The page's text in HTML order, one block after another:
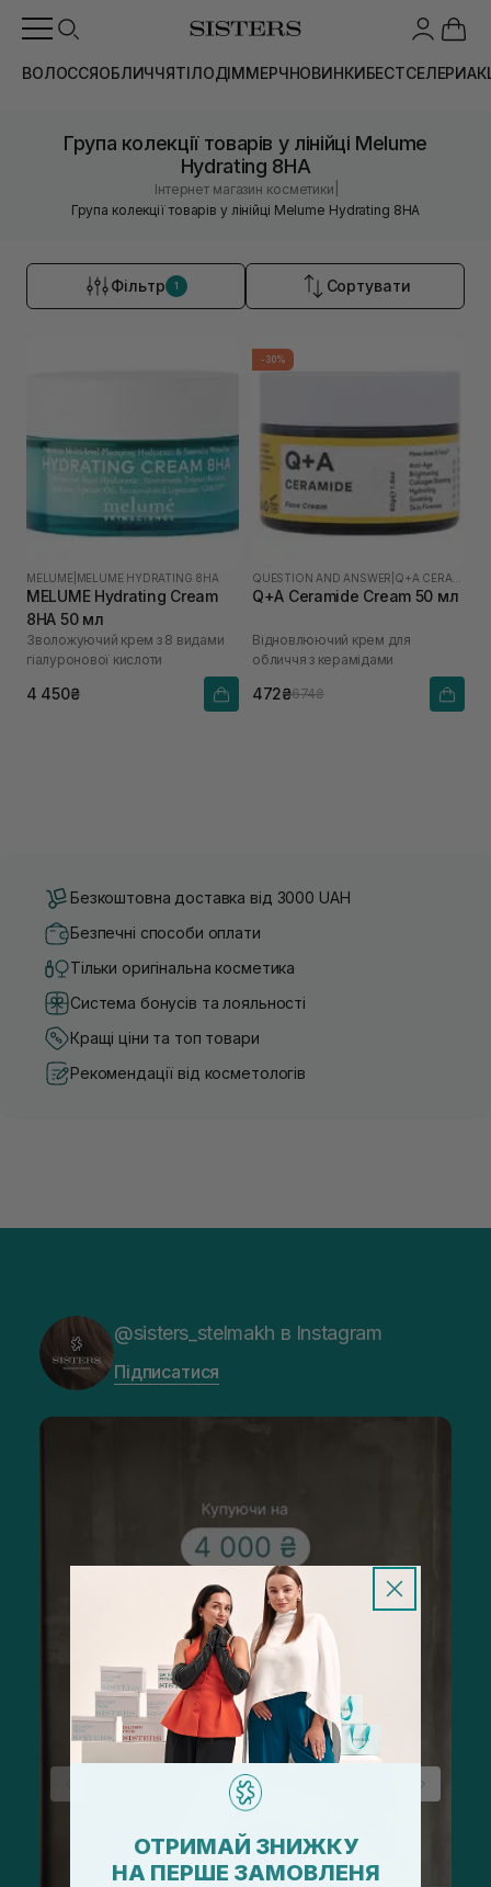
ВОЛОССЯОБЛИЧЧЯТІЛОДІММЕРЧНОВИНКИБЕСТСЕЛЕРИ
Група колекції товарів у лінійці Melume
Hydrating 8HA
Інтернет магазин косметики
Група колекції товарів у лінійці Melume Hydrating 8HA
Фільтр 1 Сортувати
MELUME MELUME HYDRATING 8HA
MELUME Hydrating Cream
8HA 50 мл
Зволожуючий крем з 8 видами
гіалуронової кислоти
4 450₴
-30%
QUESTION AND ANSWER
Q+A Ceramide Cream 50 мл
Відновлюючий крем для
обличчя з керамідами
472₴674₴
Безкоштовна доставка від 3000 UAH
Безпечні способи оплати
Тільки оригінальна косметика
Система бонусів та лояльності
Кращі ціни та топ товари
Рекомендації від косметологів
@sisters_stelmakh в Instagram
Підписатися
ОТРИМАЙ ЗНИЖКУ
НА ПЕРШЕ ЗАМОВЛЕНЯ